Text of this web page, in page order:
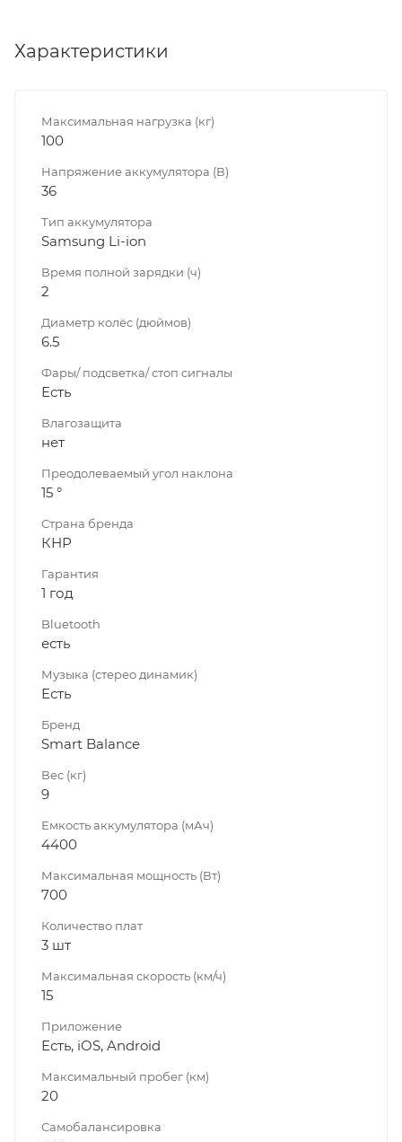
Характеристики
Максимальная нагрузка (кг)
100
Напряжение аккумулятора (В)
36
Тип аккумулятора
Samsung Li-ion
Время полной зарядки (ч)
2
Диаметр колёс (дюймов)
6.5
Фары/ подсветка/ стоп сигналы
Есть
Влагозащита
нет
Преодолеваемый угол наклона
15 °
Страна бренда
КНР
Гарантия
1 год
Bluetooth
есть
Музыка (стерео динамик)
Есть
Бренд
Smart Balance
Вес (кг)
9
Емкость аккумулятора (мАч)
4400
Максимальная мощность (Вт)
700
Количество плат
3 шт
Максимальная скорость (км/ч)
15
Приложение
Есть, iOS, Android
Максимальный пробег (км)
20
Самобалансировка